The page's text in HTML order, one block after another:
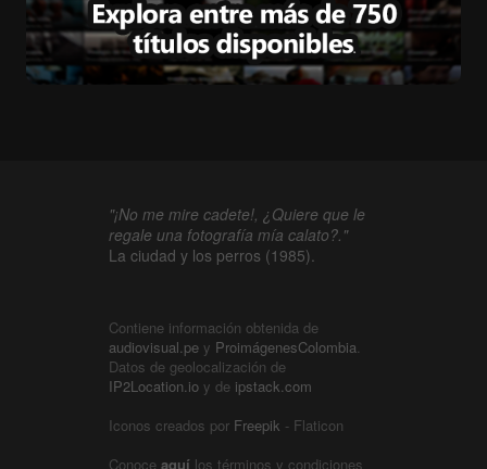
"¡No me mire cadete!, ¿Quiere que le
regale una fotografía mía calato?."
La ciudad y los perros (1985).
Contiene información obtenida de
audiovisual.pe y ProimágenesColombia.
Datos de geolocalización de
IP2Location.io y de ipstack.com
Iconos creados por Freepik - Flaticon
Conoce aquí los términos y condiciones